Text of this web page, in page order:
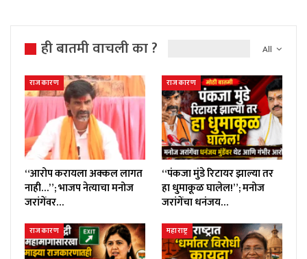
All
ही बातमी वाचली का ?
राजकारण
“आरोप करायला अक्कल लागत
नाही…”; भाजप नेत्याचा मनोज
जरांगेंवर…
राजकारण
“पंकजा मुंडे रिटायर झाल्या तर
हा धुमाकूळ घालेल!”; मनोज
जरांगेंचा धनंजय…
राजकारण महाराष्ट्र